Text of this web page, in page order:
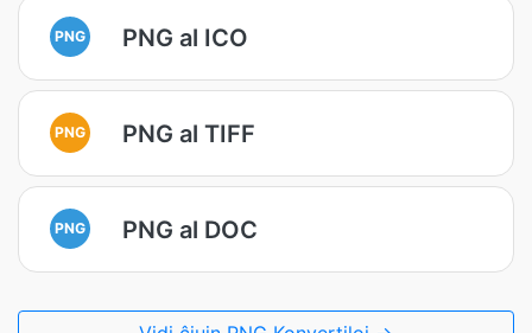
PNG PNG al ICO
PNG PNG al TIFF
PNG PNG al DOC